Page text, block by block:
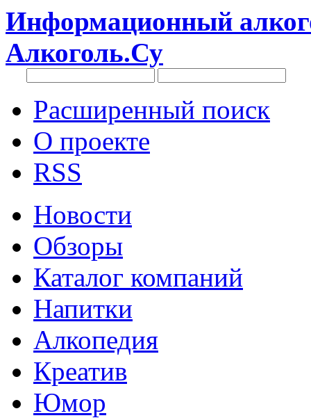
Информационный
Алкоголь.Су
Расширенный поиск
О проекте
RSS
Новости
Обзоры
Каталог компаний
Напитки
Алкопедия
Креатив
Юмор